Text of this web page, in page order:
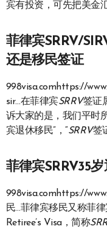
宾有投资，可先把美金
菲律宾SRRV/
还是移民签证
998visa.comhttps://
sir…在菲律宾SRRV签证
诉大家的是，我们平时
宾退休移民”，“SRRV签
菲律宾SRRV35
998visa.comhttps://
民…菲律宾移民又称菲
Retiree’s Visa，简称